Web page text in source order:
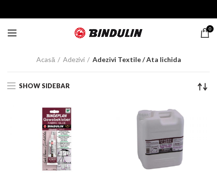
0
Acasă Adezivi Adezivi Textile / Ata lichida
SHOW SIDEBAR